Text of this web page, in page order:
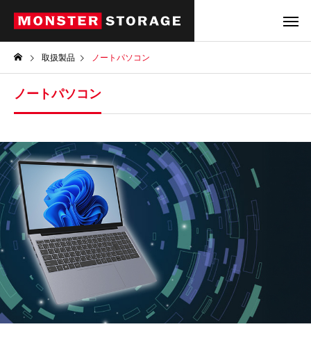
取扱製品 ノートパソコン
ノートパソコン